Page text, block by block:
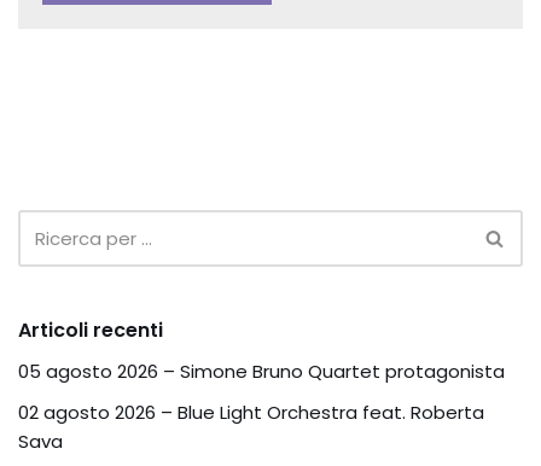
Articoli recenti
05 agosto 2026 – Simone Bruno Quartet protagonista
02 agosto 2026 – Blue Light Orchestra feat. Roberta
Sava